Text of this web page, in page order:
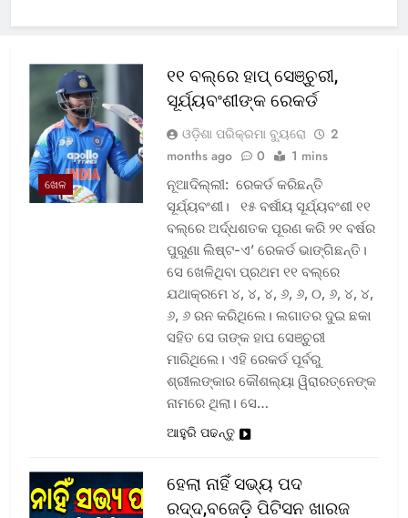
ଖେଳ
୧୧ ବଲ୍‌ରେ ହାପ୍ ସେଞ୍ଚୁରୀ,
ସୂର୍ଯ୍ୟବଂଶୀଙ୍କ ରେକର୍ଡ
ଓଡ଼ିଶା ପରିକ୍ରମା ବ୍ୟୁରୋ
2
months ago
0 1 mins
ନୂଆଦିଲ୍ଲୀ: ରେକର୍ଡ କରିଛନ୍ତି
ସୂର୍ଯ୍ୟବଂଶୀ। ୧୫ ବର୍ଷୀୟ ସୂର୍ଯ୍ୟବଂଶୀ ୧୧
ବଲ୍‌ରେ ଅର୍ଦ୍ଧଶତକ ପୂରଣ କରି ୨୧ ବର୍ଷର
ପୁରୁଣା ଲିଷ୍ଟ-ଏ’ ରେକର୍ଡ ଭାଙ୍ଗିଛନ୍ତି।
ସେ ଖେଳିଥିବା ପ୍ରଥମ ୧୧ ବଲ୍‌ରେ
ଯଥାକ୍ରମେ ୪, ୪, ୪, ୬, ୬, ୦, ୬, ୪, ୪,
୬, ୬ ରନ କରିଥିଲେ। ଲଗାତର ଦୁଇ ଛକା
ସହିତ ସେ ତାଙ୍କ ହାପ ସେଞ୍ଚୁରୀ
ମାରିଥିଲେ। ଏହି ରେକର୍ଡ ପୂର୍ବରୁ
ଶ୍ରୀଲଙ୍କାର କୌଶଲ୍ୟା ୱିରାରତ୍ନେଙ୍କ
ନାମରେ ଥିଲା। ସେ…
ଆହୁରି ପଢନ୍ତୁ
ହେଲା ନାହିଁ ସଭ୍ୟ ପଦ
ରଦ୍ଦ,ବଜେଡ଼ି ପିଟିସନ ଖାରଜ